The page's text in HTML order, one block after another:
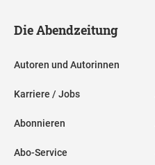
Die Abendzeitung
Autoren und Autorinnen
Karriere / Jobs
Abonnieren
Abo-Service